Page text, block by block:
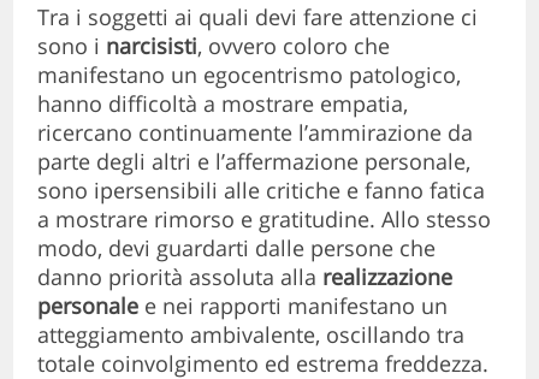
Tra i soggetti ai quali devi fare attenzione ci
sono i narcisisti, ovvero coloro che
manifestano un egocentrismo patologico,
hanno difficoltà a mostrare empatia,
ricercano continuamente l’ammirazione da
parte degli altri e l’affermazione personale,
sono ipersensibili alle critiche e fanno fatica
a mostrare rimorso e gratitudine. Allo stesso
modo, devi guardarti dalle persone che
danno priorità assoluta alla realizzazione
personale e nei rapporti manifestano un
atteggiamento ambivalente, oscillando tra
totale coinvolgimento ed estrema freddezza.